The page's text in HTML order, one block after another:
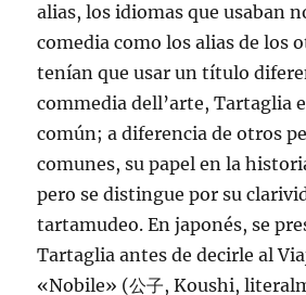
alias, los idiomas que usaban
comedia como los alias de los
tenían que usar un título
commedia dell’arte, Tartaglia
común; a diferencia de otros
comunes, su papel en la
pero se distingue por su
tartamudeo. En japonés, se
Tartaglia antes de decirle al
«Nobile» (公子, Koushi,